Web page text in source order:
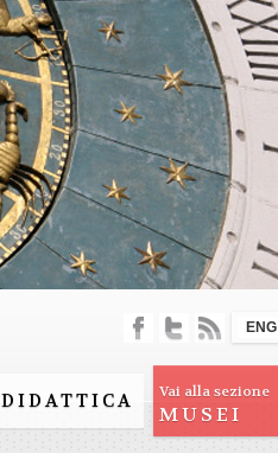
DIDATTICA Vai alla sezione
MUSEI
ENG